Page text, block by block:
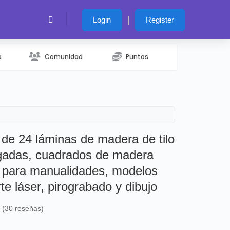
Login | Register
Comunidad Puntos
24 láminas de madera de tilo
cuadrados de madera
manualidades, modelos
láser, pirograbado y dibujo
reseñas)